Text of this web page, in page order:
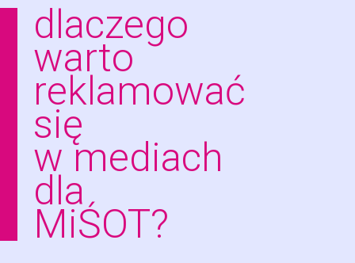
dlaczego
warto
reklamować
się
w mediach
dla
MiŚOT?